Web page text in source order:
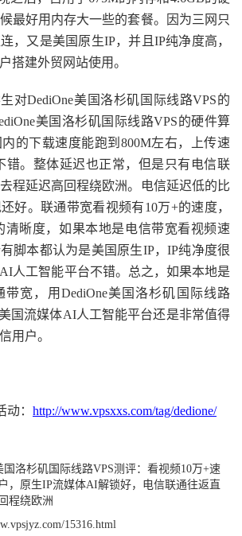
最好用内存大一些的套餐。因为三网只
，又是美国原生IP，并且IP纯净度高，
搭建外贸网站使用。
对DediOne美国洛杉矶国际线路VPS的
美国洛杉矶国际线路VPS的硬件算
的下载速度能跑到800M左右，上传速
错。整体延迟也正常，但是只有电信联
程延迟高回程绕欧洲。电信延迟低的比
好。联通带宽看视频有10万+的速度，
清晰度，如果本地是电信带宽看视频速
脚本都认为是美国原生IP，IP纯净度很
人工智能平台不错。总之，如果本地是
带宽，用DediOne美国洛杉矶国际线路
国流媒体AI人工智能平台还是非常值得
用户。
： http://www.vpsxxs.com/tag/dedione/
国洛杉矶国际线路VPS测评：看视频10万+速
，原生IP流媒体AI解锁好，电信联通往返直
程绕欧洲
15316.html